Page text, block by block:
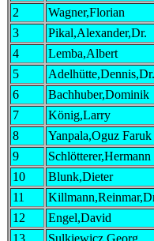
2
Wagner,Florian
3
Pikal,Alexander,Dr.
4
Lemba,Albert
5
Adelhütte,Dennis,Dr.
6
Bachhuber,Dominik
7
König,Larry
8
Yanpala,Oguz Faruk
9
Schlötterer,Hermann
10
Blunk,Dieter
11
12
Engel,David
13
Sulkiewicz,Georg